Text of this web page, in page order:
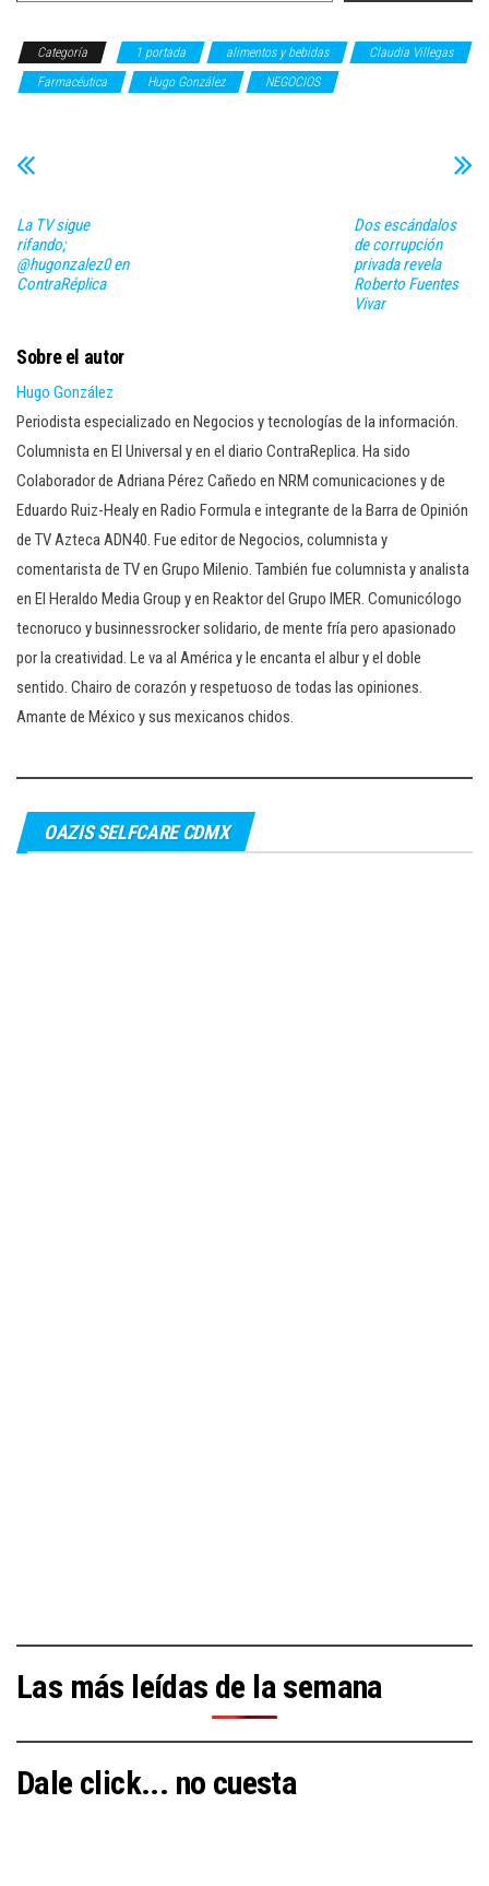
Categoría 1 portada alimentos y bebidas
Claudia Villegas
Farmacéutica
Hugo González NEGOCIOS
La TV sigue
rifando;
@hugonzalez0 en
ContraRéplica
Dos escándalos
de corrupción
privada revela
Roberto Fuentes
Vivar
Sobre el autor
Hugo González
Periodista especializado en Negocios y tecnologías de la información.
Columnista en El Universal y en el diario ContraReplica. Ha sido
Colaborador de Adriana Pérez Cañedo en NRM comunicaciones y de
Eduardo Ruiz-Healy en Radio Formula e integrante de la Barra de Opinión
de TV Azteca ADN40. Fue editor de Negocios, columnista y
comentarista de TV en Grupo Milenio. También fue columnista y analista
en El Heraldo Media Group y en Reaktor del Grupo IMER. Comunicólogo
tecnoruco y businnessrocker solidario, de mente fría pero apasionado
por la creatividad. Le va al América y le encanta el albur y el doble
sentido. Chairo de corazón y respetuoso de todas las opiniones.
Amante de México y sus mexicanos chidos.
OAZIS SELFCARE CDMX
Las más leídas de la semana
Dale click... no cuesta